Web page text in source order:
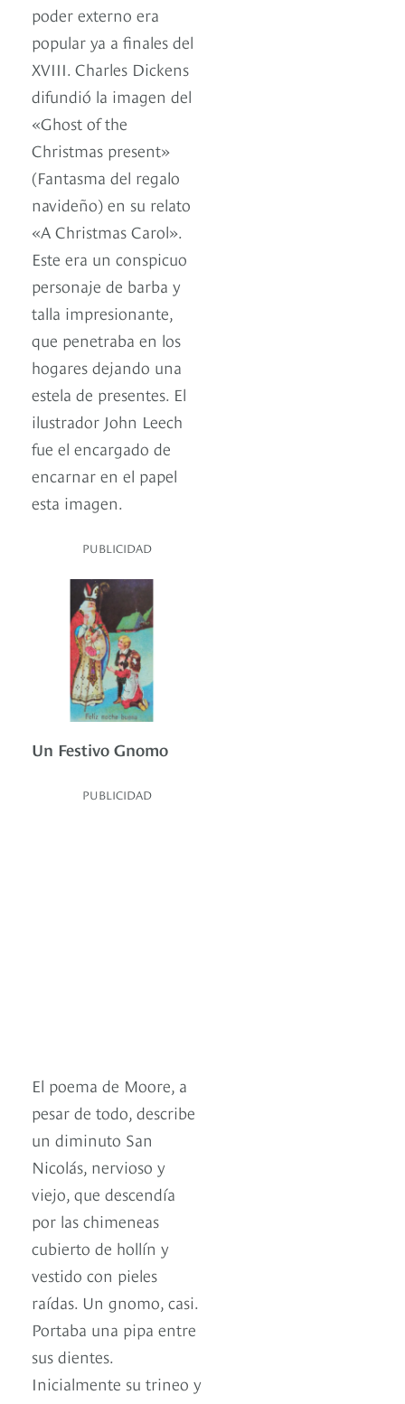
poder externo era
popular ya a finales del
XVIII. Charles Dickens
difundió la imagen del
«Ghost of the
Christmas present»
(Fantasma del regalo
navideño) en su relato
«A Christmas Carol».
Este era un conspicuo
personaje de barba y
talla impresionante,
que penetraba en los
hogares dejando una
estela de presentes. El
ilustrador John Leech
fue el encargado de
encarnar en el papel
esta imagen.
PUBLICIDAD
Un Festivo Gnomo
PUBLICIDAD
El poema de Moore, a
pesar de todo, describe
un diminuto San
Nicolás, nervioso y
viejo, que descendía
por las chimeneas
cubierto de hollín y
vestido con pieles
raídas. Un gnomo, casi.
Portaba una pipa entre
sus dientes.
Inicialmente su trineo y